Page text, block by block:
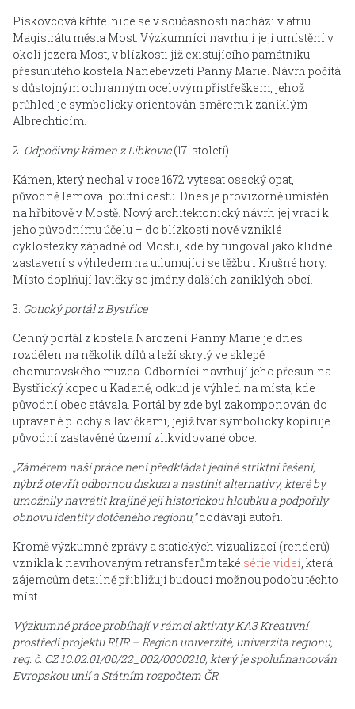
Pískovcová křtitelnice se v současnosti nachází v atriu
Magistrátu města Most. Výzkumníci navrhují její umístění v
okolí jezera Most, v blízkosti již existujícího památníku
přesunutého kostela Nanebevzetí Panny Marie. Návrh počítá
s důstojným ochranným ocelovým přístřeškem, jehož
průhled je symbolicky orientován směrem k zaniklým
Albrechticím.
2. Odpočivný kámen z Libkovic(17. století)
Kámen, který nechal v roce 1672 vytesat osecký opat,
původně lemoval poutní cestu. Dnes je provizorně umístěn
na hřbitově v Mostě. Nový architektonický návrh jej vrací k
jeho původnímu účelu – do blízkosti nově vzniklé
cyklostezky západně od Mostu, kde by fungoval jako klidné
zastavení s výhledem na utlumující se těžbu i Krušné hory.
Místo doplňují lavičky se jmény dalších zaniklých obcí.
3. Gotický portál z Bystřice
Cenný portál z kostela Narození Panny Marie je dnes
rozdělen na několik dílů a leží skrytý ve sklepě
chomutovského muzea. Odborníci navrhují jeho přesun na
Bystřický kopec u Kadaně, odkud je výhled na místa, kde
původní obec stávala. Portál by zde byl zakomponován do
upravené plochy s lavičkami, jejíž tvar symbolicky kopíruje
původní zastavěné území zlikvidované obce.
„Záměrem naší práce není předkládat jediné striktní řešení,
nýbrž otevřít odbornou diskuzi a nastínit alternativy, které by
umožnily navrátit krajině její historickou hloubku a podpořily
obnovu identity dotčeného regionu,“dodávají autoři.
Kromě výzkumné zprávy a statických vizualizací (renderů)
vznikla k navrhovaným retransferům také série videí , která
zájemcům detailně přibližují budoucí možnou podobu těchto
míst.
Výzkumné práce probíhají v rámci aktivity KA3 Kreativní
prostředí projektu RUR – Region univerzitě, univerzita regionu,
reg. č. CZ.10.02.01/00/22_002/0000210, který je spolufinancován
Evropskou unií a Státním rozpočtem ČR.